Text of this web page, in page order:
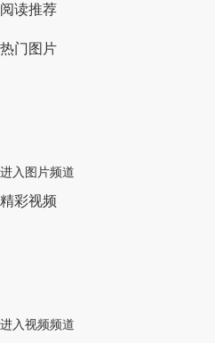
阅读推荐
热门图片
进入图片频道
精彩视频
进入视频频道